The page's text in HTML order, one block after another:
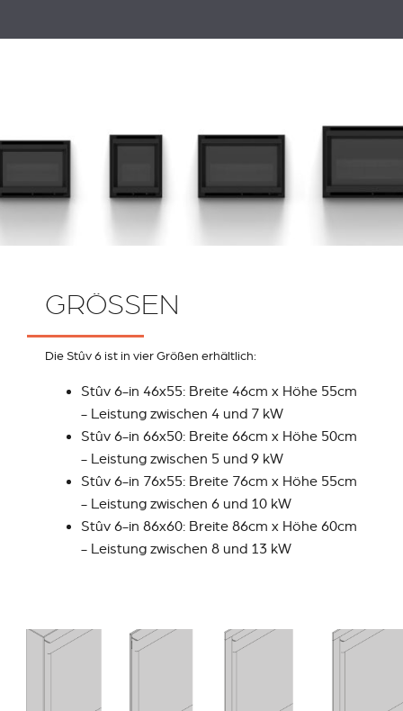
GRÖSSEN
Die Stûv 6 ist in vier Größen erhältlich:
Stûv 6-in 46x55: Breite 46cm x Höhe 55cm
- Leistung zwischen 4 und 7 kW
Stûv 6-in 66x50: Breite 66cm x Höhe 50cm
- Leistung zwischen 5 und 9 kW
Stûv 6-in 76x55: Breite 76cm x Höhe 55cm
- Leistung zwischen 6 und 10 kW
Stûv 6-in 86x60: Breite 86cm x Höhe 60cm
- Leistung zwischen 8 und 13 kW